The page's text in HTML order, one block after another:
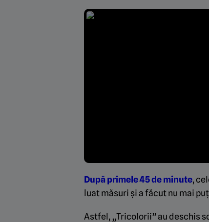
După primele 45 de minute,
luat măsuri și a făcut nu mai
Astfel, „Tricolorii” au deschis